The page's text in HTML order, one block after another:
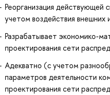
Реорганизация действующей
учетом воздействия внешних
Разрабатывает экономико-
проектирования сети
Адекватно (с учетом
параметров деятельности
проектирования сети